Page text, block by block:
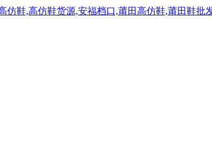
仿鞋,高仿鞋货源,安福档口,莆田高仿鞋,莆田鞋